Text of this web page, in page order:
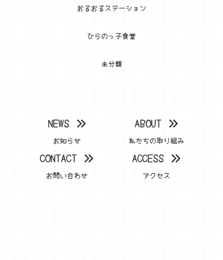
おるおるステーション
ひらのっ子食堂
未分類
NEWS
お知らせ
ABOUT
私たちの取り組み
CONTACT
お問い合わせ
ACCESS
アクセス